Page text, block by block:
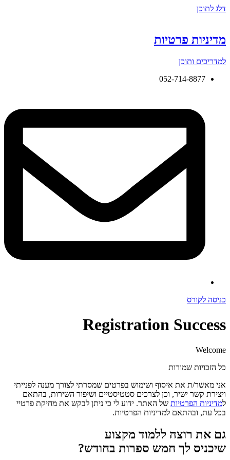
דלג לתוכן
מדיניות פרטיות
למדריכים ותוכן
052-714-8877
כניסה לקורס
Registration Success
Welcome
כל הזכויות שמורות
אני מאשר/ת את איסוף ושימוש בפרטים שמסרתי לצורך מענה לפנייתי
ויצירת קשר ישיר, וכן לצרכים סטטיסטיים ושיפור השירות, בהתאם
למדיניות הפרטיות של האתר. ידוע לי כי ניתן לבקש את מחיקת פרטיי
בכל עת, ובהתאם למדיניות הפרטיות.
גם את רוצה ללמוד מקצוע
שיכניס לך חמש ספרות בחודש?